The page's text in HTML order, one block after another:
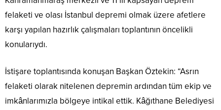
felaketi ve olası İstanbul depremi olmak üzere afetlere
karşı yapılan hazırlık çalışmaları toplantının öncelikli
konularıydı.
İstişare toplantısında konuşan Başkan Öztekin: “Asrın
felaketi olarak nitelenen depremin ardından tüm ekip ve
imkânlarımızla bölgeye intikal ettik. Kâğıthane Belediyesi